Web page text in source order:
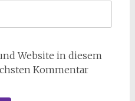
Website in diesem
Kommentar